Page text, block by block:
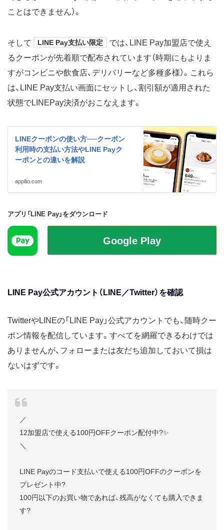
ことはできません）。
そして LINE Pay支払い限定
では、LINE Pay加盟店で使え
るクーポンが先着順で配布されています（時期にもよりま
すがコンビニや飲食店、デリバリーなど多種多様）。これら
は、LINE Pay支払い画面にセットし、割引額が適用された
状態でLINEPay決済がおこなえます。
LINEクーポンの使い方──クーポン
利用時の支払い方法やLINE Payク
ーポンとの違いを解説
appllio.com
アプリ「LINE Pay」をダウンロード
LINE Pay公式アカウント（LINE／Twitter）を確認
TwitterやLINEの「LINE Pay」公式アカウントでも、随時クー
ポン情報を配信しています。すべてを網羅できるわけでは
ありませんが、フォローまたは友だち追加しておいて損は
ないはずです。
／
12加盟店で使える100円OFFクーポン配付中?✨
＼
LINE Payのコード支払いで使える100円OFFのクーポンを
プレゼント中?
100円以下のお買い物であれば、残高がなくても購入できま
す?